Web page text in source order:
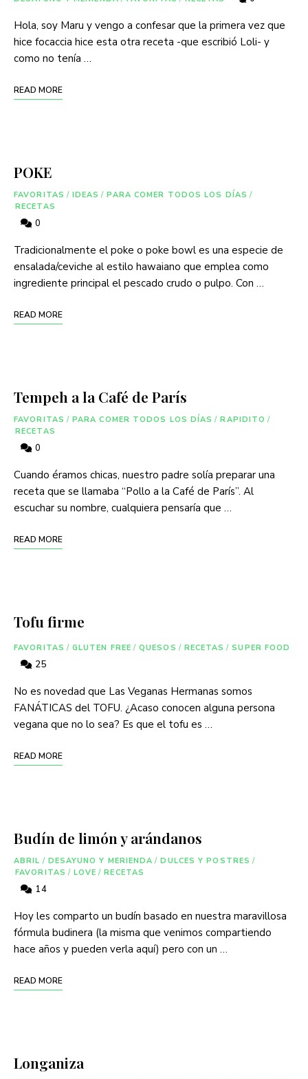
Hola, soy Maru y vengo a confesar que la primera vez que
hice focaccia hice esta otra receta -que escribió Loli- y
como no tenía …
READ MORE
POKE
FAVORITAS / IDEAS / PARA COMER TODOS LOS DÍAS /
RECETAS
0
Tradicionalmente el poke o poke bowl es una especie de
ensalada/ceviche al estilo hawaiano que emplea como
ingrediente principal el pescado crudo o pulpo. Con …
READ MORE
Tempeh a la Café de París
FAVORITAS / PARA COMER TODOS LOS DÍAS / RAPIDITO /
RECETAS
0
Cuando éramos chicas, nuestro padre solía preparar una
receta que se llamaba “Pollo a la Café de París”. Al
escuchar su nombre, cualquiera pensaría que …
READ MORE
Tofu firme
FAVORITAS / GLUTEN FREE / QUESOS / RECETAS / SUPER FOOD
25
No es novedad que Las Veganas Hermanas somos
FANÁTICAS del TOFU. ¿Acaso conocen alguna persona
vegana que no lo sea? Es que el tofu es …
READ MORE
Budín de limón y arándanos
ABRIL / DESAYUNO Y MERIENDA / DULCES Y POSTRES /
FAVORITAS / LOVE / RECETAS
14
Hoy les comparto un budín basado en nuestra maravillosa
fórmula budinera (la misma que venimos compartiendo
hace años y pueden verla aquí) pero con un …
READ MORE
Longaniza